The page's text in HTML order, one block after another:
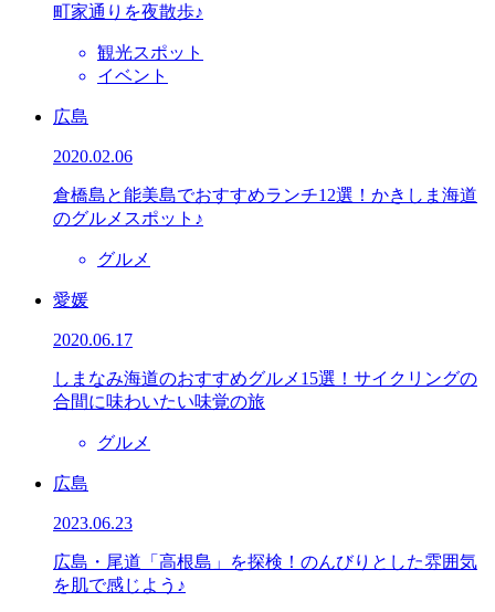
町家通りを夜散歩♪
観光スポット
イベント
広島
2020.02.06
倉橋島と能美島でおすすめランチ12選！かきしま海道
のグルメスポット♪
グルメ
愛媛
2020.06.17
しまなみ海道のおすすめグルメ15選！サイクリングの
合間に味わいたい味覚の旅
グルメ
広島
2023.06.23
広島・尾道「高根島」を探検！のんびりとした雰囲気
を肌で感じよう♪